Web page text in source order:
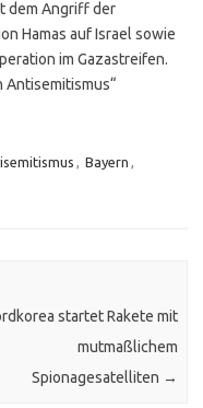
dem Angriff der
Hamas auf Israel sowie
im Gazastreifen.
Antisemitismus“
, Bayern ,
startet Rakete mit
mutmaßlichem
Spionagesatelliten →